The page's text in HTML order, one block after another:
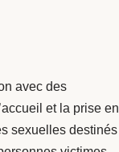
avec des
et la prise en
sexuelles destinés